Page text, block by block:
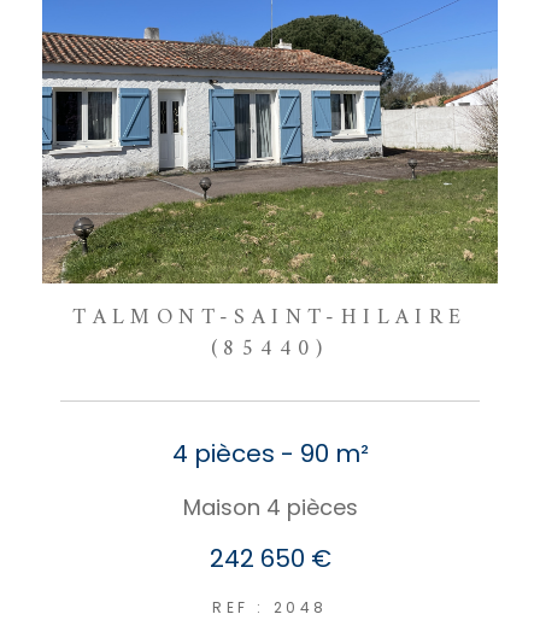
TALMONT-SAINT-HILAIRE
(85440)
4 pièces - 90 m²
Maison 4 pièces
242 650 €
REF : 2048